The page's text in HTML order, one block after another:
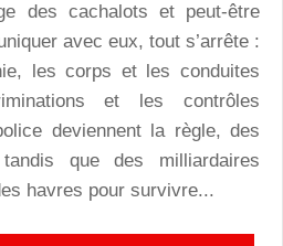
des cachalots et peut-être
avec eux, tout s’arrête :
les corps et les conduites
et les contrôles
deviennent la règle, des
que des milliardaires
havres pour survivre...